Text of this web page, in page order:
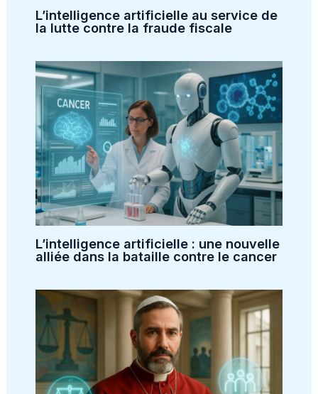
L’intelligence artificielle au service de
la lutte contre la fraude fiscale
L’intelligence artificielle : une nouvelle
alliée dans la bataille contre le cancer